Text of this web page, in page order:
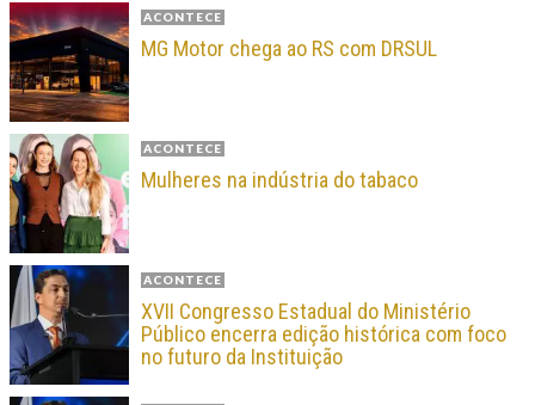
ACONTECE
MG Motor chega ao RS com DRSUL
ACONTECE
Mulheres na indústria do tabaco
ACONTECE
XVII Congresso Estadual do Ministério
Público encerra edição histórica com foco
no futuro da Instituição